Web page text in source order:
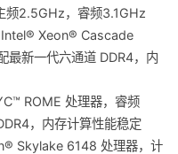
2.5GHz，睿频3.1GHz
Xeon® Cascade
最新一代六通道 DDR4，内
ROME 处理器，睿频
，内存计算性能稳定
Skylake 6148 处理器，计